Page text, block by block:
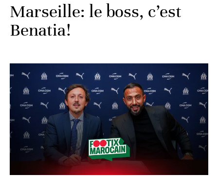
Marseille: le boss, c’est
Benatia!